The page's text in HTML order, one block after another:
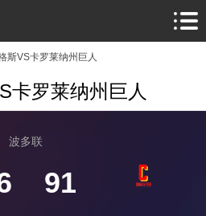
斯VS卡罗莱纳州巨人
卡罗莱纳州巨人
波多联
91